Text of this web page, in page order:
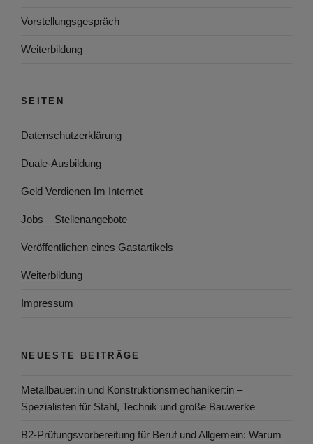
Vorstellungsgespräch
Weiterbildung
SEITEN
Datenschutzerklärung
Duale-Ausbildung
Geld Verdienen Im Internet
Jobs – Stellenangebote
Veröffentlichen eines Gastartikels
Weiterbildung
Impressum
NEUESTE BEITRÄGE
Metallbauer:in und Konstruktionsmechaniker:in –
Spezialisten für Stahl, Technik und große Bauwerke
B2-Prüfungsvorbereitung für Beruf und Allgemein: Warum